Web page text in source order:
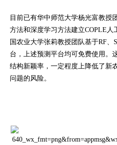
目前已有华中师范大学杨光富教授
方法和深度学习方法建立COPLE
国农业大学张莉教授团队基于RF
台，上述预测平台均可免费使用。
结构新颖率，一定程度上降低了新
问题的风险。